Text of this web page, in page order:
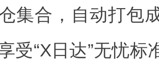
集合，自动打包
受“X日达”无忧